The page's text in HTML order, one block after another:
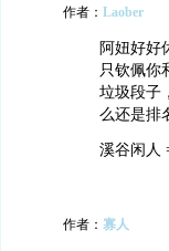
作者： Laober
阿妞好好
只钦佩你
垃圾段子
么还是排
溪谷闲人
作者： 寡人